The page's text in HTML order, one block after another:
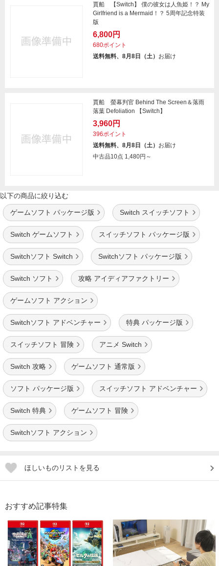
賈船 【Switch】 僕の彼女は人魚姫！？ My
Girlfriend is a Mermaid！？ 5周年記念特装
版
6,800円
680ポイント
送料無料、8月8日（土） お届け
賈船 螢幕判官 Behind The Screen＆落雨
落葉 Defoliation 【Switch】
3,960円
396ポイント
送料無料、8月8日（土） お届け
中古品10点 1,480円～
以下の商品に絞り込む
ゲームソフト パッケージ版 Switch スイッチソフト
Switch ゲームソフト スイッチソフト パッケージ版
Switchソフト Switch Switchソフト パッケージ版
Switch ソフト 攻略 アイディアファクトリー
ゲームソフト アクション
Switchソフト アドベンチャー 特典 パッケージ版
スイッチソフト 冒険 アニメ Switch
Switch 攻略 ゲームソフト 通常版
ソフト パッケージ版 スイッチソフト アドベンチャー
Switch 特典 ゲームソフト 冒険
Switchソフト アクション
ほしいものリストを見る
おすすめ記事特集